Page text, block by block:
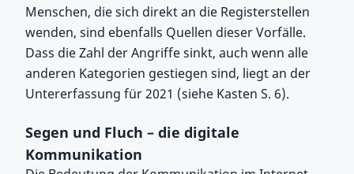
Menschen, die sich direkt an die Registerstellen
wenden, sind ebenfalls Quellen dieser Vorfälle.
Dass die Zahl der Angriffe sinkt, auch wenn alle
anderen Kategorien gestiegen sind, liegt an der
Untererfassung für 2021 (siehe Kasten S. 6).
Segen und Fluch – die digitale
Kommunikation